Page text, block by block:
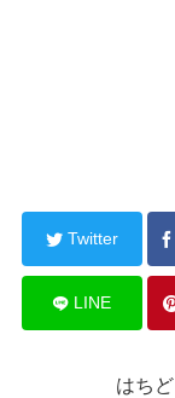
Twitter
LINE
はち